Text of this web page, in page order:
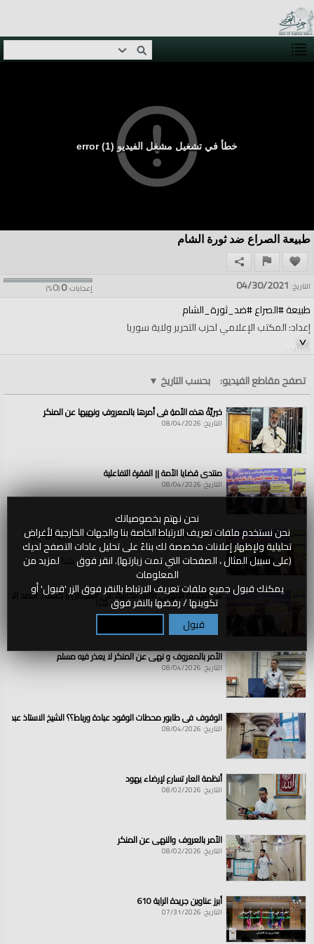
نحن نهتم بخصوصياتك
نحن نستخدم ملفات تعريف الارتباط الخاصة بنا والجهات الخارجية لأغراض
تحليلية ولإظهار إعلانات مخصصة لك بناءً على تحليل عادات التصفح لديك
(على سبيل المثال ، الصفحات التي تمت زيارتها). انقر فوق لمزيد من
المعلومات
يمكنك قبول جميع ملفات تعريف الارتباط بالنقر فوق الزر 'قبول' أو
تكوينها / رفضها بالنقر فوق
قبول
خطأ في تشغيل مشغل الفيديو (1) error
طبيعة الصراع ضد ثورة الشام
إعجابات:0
(
0
%) التاريخ: 04/30/2021
طبيعة #الصراع #ضد_ثورة_الشام
إعداد: المكتب الإعلامي لحزب التحرير ولاية سوريا
الفئات:
قنوات:
الولايات والمناطق
العلامات:طبيعة|الصراع|ضد|ثورة|الشام
تصفح مقاطع الفيديو: بحسب التاريخ ▼
خيريَّةُ هذه الأمةِ في أمرِها بالمعروفِ ونهيِها عن المنكرِ
التاريخ: 08/04/2026
منتدى قضايا الأمة || الفقرة التفاعلية
التاريخ: 08/04/2026
القواعد الشرعية للتعامل مع الأنهار || كلمة أ. حسين الهادي
التاريخ: 08/04/2026
سد النهضة الاثيوبي وآثاره الكارثية على السودان || كلمة أ. أحمد
التاريخ: 08/04/2026
الأمر بالمعروف و نهي عن المنكر لا يعذر فيه مسلم
التاريخ: 08/04/2026
الوقوف في طابور محطات الوقود عبادة ورباط؟؟ الشيخ الاستاذ عبد
التاريخ: 08/04/2026
أنظمة العار تسارع لإرضاء يهود
التاريخ: 08/02/2026
الأمر بالعروف والنهي عن المنكر
التاريخ: 08/02/2026
أبرز عناوين جريدة الراية 610
التاريخ: 07/31/2026